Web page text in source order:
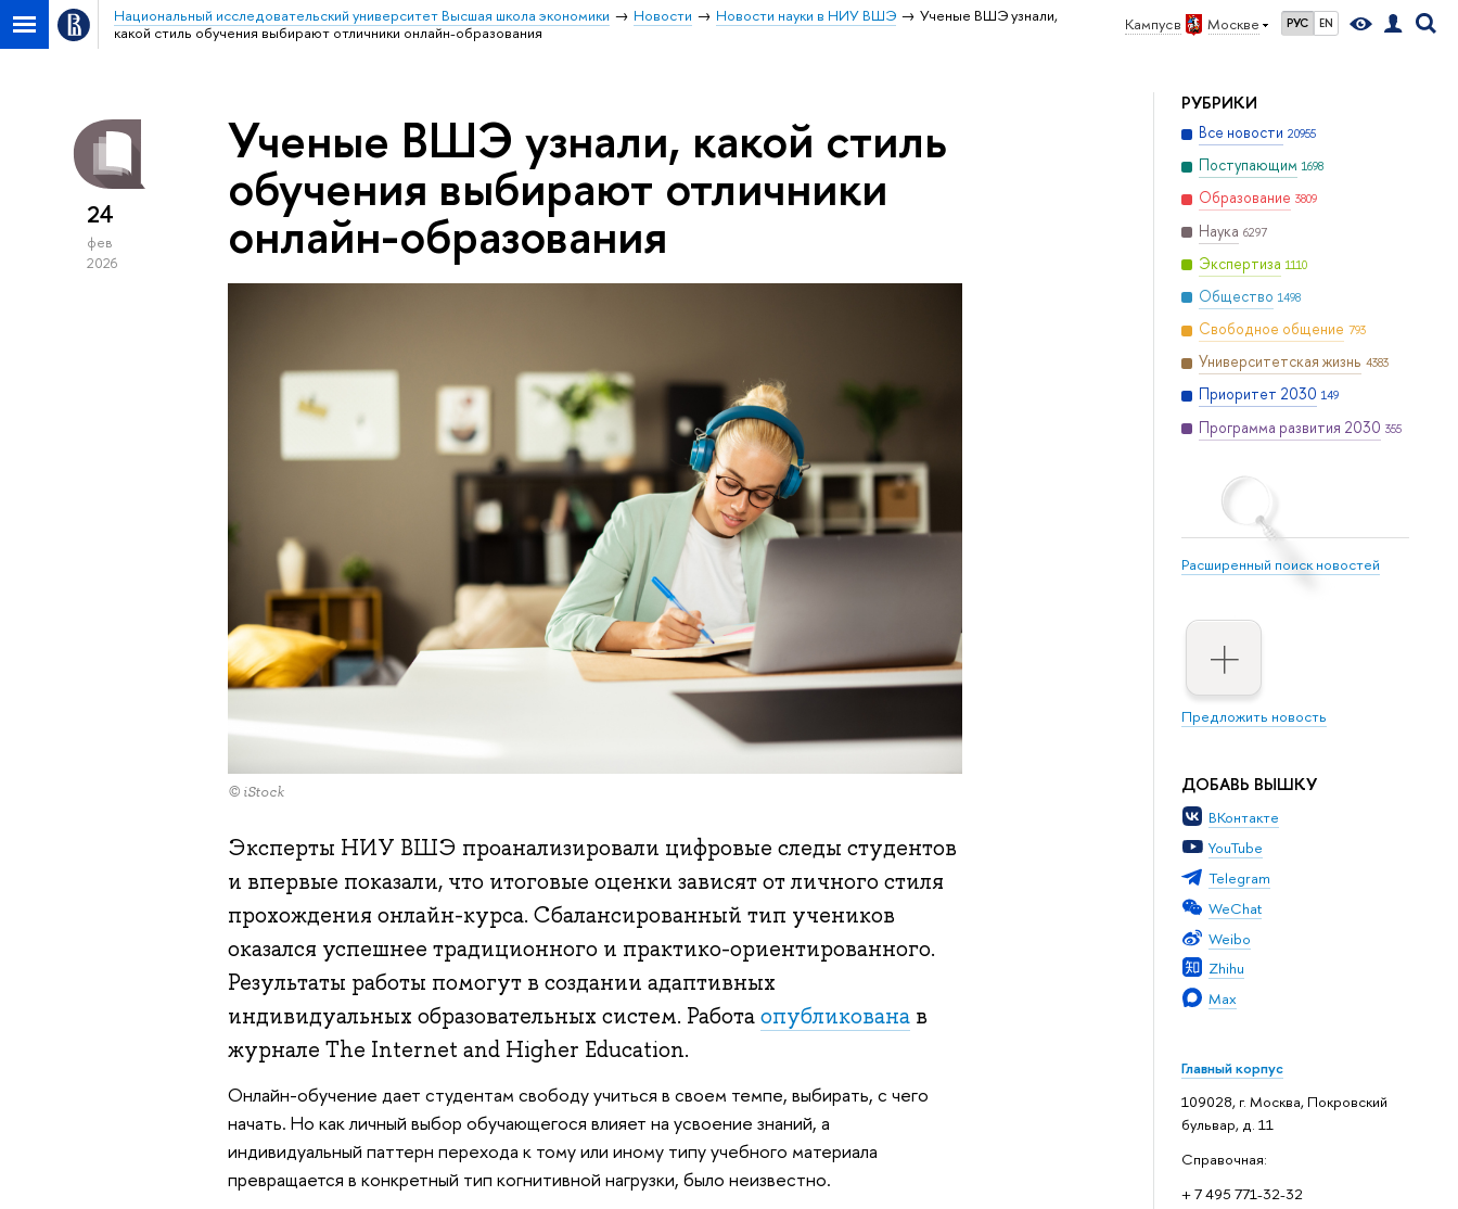
Кампус в Москве РУС EN
Национальный исследовательский университет Высшая школа экономики Новости Новости науки в НИУ ВШЭ
Ученые ВШЭ узнали,
какой стиль обучения выбирают отличники онлайн-образования
РУБРИКИ
Все новости 20955
Поступающим 1698
Образование 3809
Наука 6297
Экспертиза 1110
Общество 1498
Свободное общение 793
Университетская жизнь 4383
Приоритет 2030 149
Программа развития 2030 355
Расширенный поиск новостей
Предложить новость
ДОБАВЬ ВЫШКУ
ВКонтакте
YouTube
Telegram
WeChat
Weibo
Zhihu
Max
Главный корпус
109028, г. Москва, Покровский
бульвар, д. 11
Справочная:
+ 7 495 771-32-32
24
фев
2026
Ученые ВШЭ узнали, какой стиль
обучения выбирают отличники
онлайн-образования
© iStock
Эксперты НИУ ВШЭ проанализировали цифровые следы студентов
и впервые показали, что итоговые оценки зависят от личного стиля
прохождения онлайн-курса. Сбалансированный тип учеников
оказался успешнее традиционного и практико-ориентированного.
Результаты работы помогут в создании адаптивных
индивидуальных образовательных систем. Работаопубликованав
журнале The Internet and Higher Education.
Онлайн-обучение дает студентам свободу учиться в своем темпе, выбирать, с чего
начать. Но как личный выбор обучающегося влияет на усвоение знаний, а
индивидуальный паттерн перехода к тому или иному типу учебного материала
превращается в конкретный тип когнитивной нагрузки, было неизвестно.